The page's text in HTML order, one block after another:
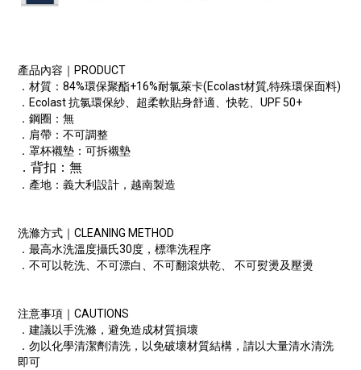
產品內容｜PRODUCT
．材質：84%環保聚酯+16%耐氯萊卡(Ecolast材質,特殊環保面料)
．Ecolast 抗氯環保紗、超柔軟貼身舒適、快乾、UPF 50+
．鋼圈：無
．肩帶：不可調整
．罩杯襯墊：可拆襯墊
．背扣：無
．產地：義大利設計，越南製造
洗滌方式｜CLEANING METHOD
．最高水洗溫度攝氏30度，標準洗程序
．不可以乾洗、不可漂白、不可翻滾烘乾、 不可熨燙及壓燙
注意事項｜CAUTIONS
．建議以手洗滌，避免造成材質損壞
．勿以化學清潔劑清洗，以免破壞材質結構，請以大量清水清洗
即可